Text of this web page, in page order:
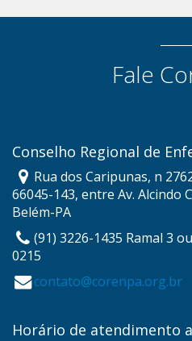
Fale
Conselho Regional de
Rua dos Caripunas, n
66045-143, entre Av. Alcindo
Belém-PA
(91) 3226-1435 Ramal 3
0215
contato@corenpa.org.br
Horário de atendimento